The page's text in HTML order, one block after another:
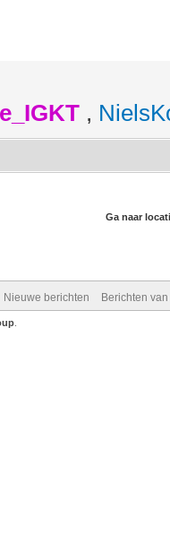
,
Ga naar
Nieuwe berichten Berichten